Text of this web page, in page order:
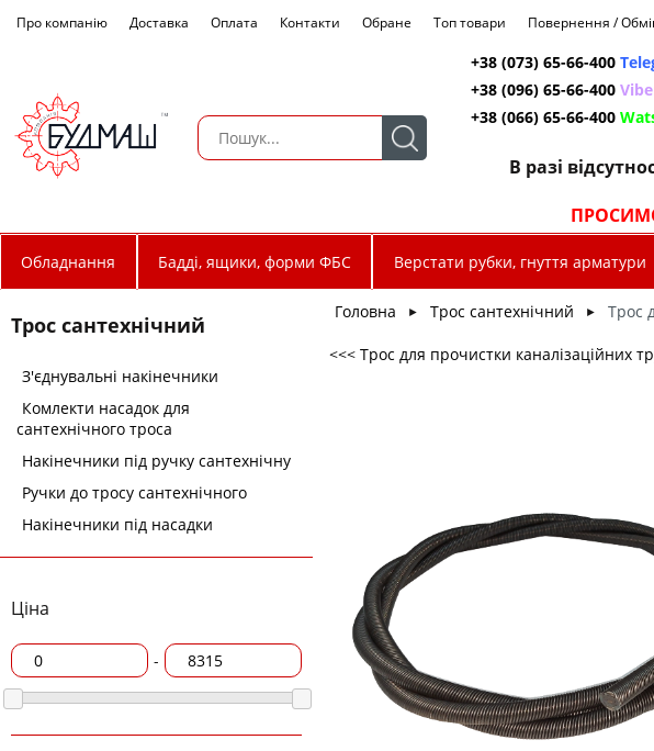
Про компанію Доставка Оплата Контакти Обране Топ товари Повернення /
+38 (073) 65-66-400
+38 (096) 65-66-400
+38 (066) 65-66-400
В разі
Обладнання Бадді, ящики, форми ФБС Верстати рубки, гнуття арматури
Трос сантехнічний
З'єднувальні накінечники
Комлекти насадок для
сантехнічного троса
Накінечники під ручку сантехнічну
Ручки до тросу сантехнічного
Накінечники під насадки
Ціна
-
Головна ► Трос сантехнічний ► Трос
<<< Трос для прочистки каналізаційних